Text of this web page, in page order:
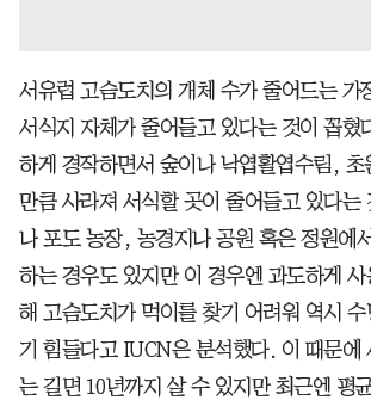
서유럽 고슴도치의 개체 수가 줄어드는 가
서식지 자체가 줄어들고 있다는 것이 꼽혔
하게 경작하면서 숲이나 낙엽활엽수림, 초
만큼 사라져 서식할 곳이 줄어들고 있다는
나 포도 농장, 농경지나 공원 혹은 정원에
하는 경우도 있지만 이 경우엔 과도하게
해 고슴도치가 먹이를 찾기 어려워 역시
기 힘들다고 IUCN은 분석했다. 이 때문에
는 길면 10년까지 살 수 있지만 최근엔 평